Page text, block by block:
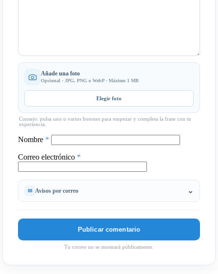
Añade una foto
Opcional · JPG, PNG o WebP · Máximo 1 MB
Elegir foto
Consejo: pulsa uno o varios botones para empezar y completa la frase con tu
experiencia.
Nombre *
Correo electrónico *
Avisos por correo
Tu correo no se mostrará públicamente.